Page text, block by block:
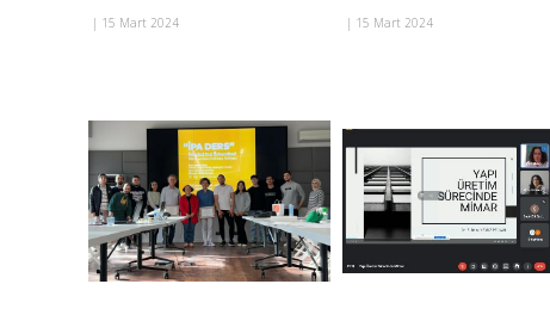
| 15 Mart 2024 | 15 Mart 2024